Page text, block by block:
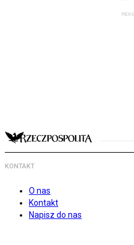
KONTAKT
O nas
Kontakt
Napisz do nas